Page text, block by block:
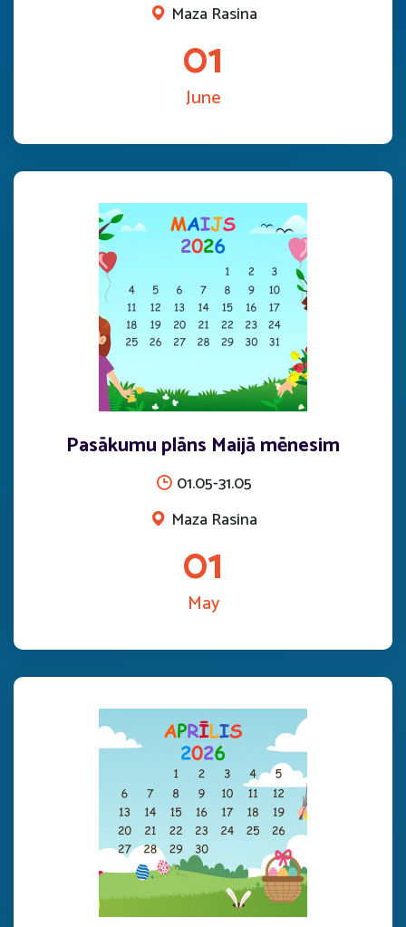
Maza Rasina
01
June
Pasākumu plāns Maijā mēnesim
01.05-31.05
Maza Rasina
01
May